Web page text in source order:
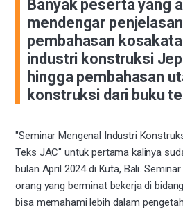
Banyak peserta yang
mendengar
pembahasan
industri konstruksi
hingga pembahasan
konstruksi dari buku
"Seminar Mengenal Industri
Teks JAC" untuk pertama kalinya
bulan April 2024 di Kuta, Bali.
orang yang berminat bekerja di
bisa memahami lebih dalam